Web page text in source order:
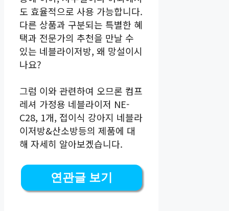
도 효율적으로 사용 가능합니다.
다른 상품과 구분되는 특별한 혜
택과 전문가의 추천을 만날 수
있는 네블라이저방, 왜 망설이시
나요?
그럼 이와 관련하여 오므론 컴프
레셔 가정용 네블라이저 NE-
C28, 1개, 접이식 강아지 네블라
이저방&산소방등의 제품에 대
해 자세히 알아보겠습니다.
연관글 보기